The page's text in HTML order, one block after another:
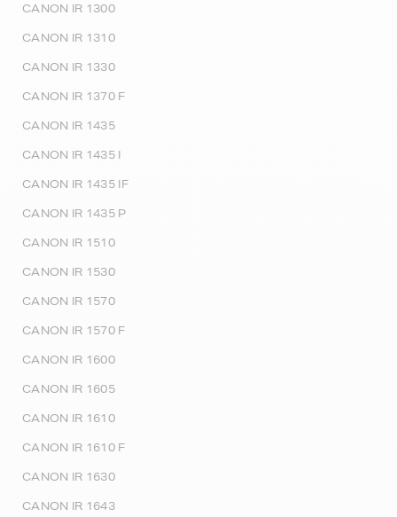
CANON IR 1300
CANON IR 1310
CANON IR 1330
CANON IR 1370 F
CANON IR 1435
CANON IR 1435 I
CANON IR 1435 IF
CANON IR 1435 P
CANON IR 1510
CANON IR 1530
CANON IR 1570
CANON IR 1570 F
CANON IR 1600
CANON IR 1605
CANON IR 1610
CANON IR 1610 F
CANON IR 1630
CANON IR 1643